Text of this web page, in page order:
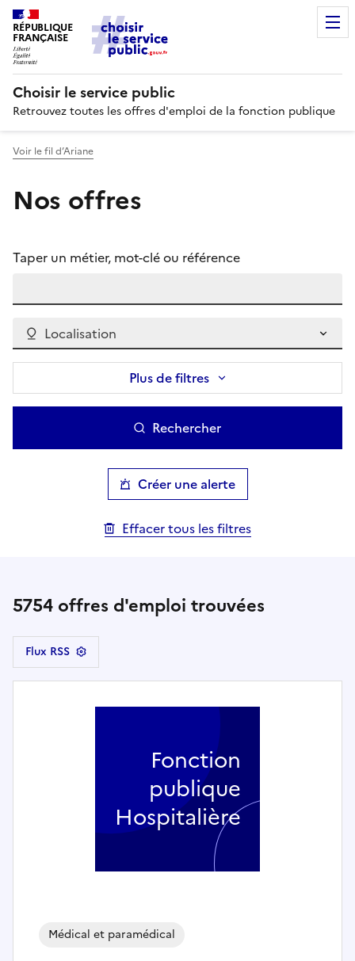
RÉPUBLIQUE
FRANÇAISE
Choisir le service public
Retrouvez toutes les offres d'emploi de la fonction publique
Voir le fil d’Ariane
Nos offres
Taper un métier, mot-clé ou référence
Localisation
Plus de filtres
Rechercher
Créer une alerte
Effacer tous les filtres
5754 offres d'emploi trouvées
Flux RSS
Médical et paramédical
Fonction
publique
Hospitalière